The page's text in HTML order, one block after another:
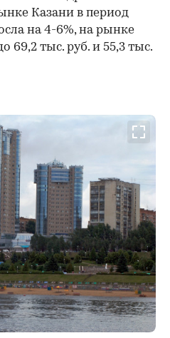
Казани в период
на 4-6%, на рынке
69,2 тыс. руб. и 55,3 тыс.